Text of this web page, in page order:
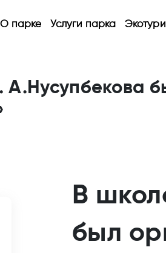
О парке Услуги парка
В
был